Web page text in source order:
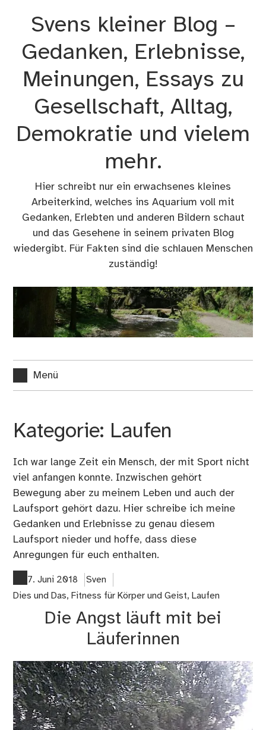
Svens kleiner Blog –
Gedanken, Erlebnisse,
Meinungen, Essays zu
Gesellschaft, Alltag,
Demokratie und vielem
mehr.
Hier schreibt nur ein erwachsenes kleines
Arbeiterkind, welches ins Aquarium voll mit
Gedanken, Erlebten und anderen Bildern schaut
und das Gesehene in seinem privaten Blog
wiedergibt. Für Fakten sind die schlauen Menschen
zuständig!
Menü
Kategorie: Laufen
Ich war lange Zeit ein Mensch, der mit Sport nicht
viel anfangen konnte. Inzwischen gehört
Bewegung aber zu meinem Leben und auch der
Laufsport gehört dazu. Hier schreibe ich meine
Gedanken und Erlebnisse zu genau diesem
Laufsport nieder und hoffe, dass diese
Anregungen für euch enthalten.
7. Juni 2018
Sven
Dies und Das, Fitness für Körper und Geist, Laufen
Die Angst läuft mit bei
Läuferinnen